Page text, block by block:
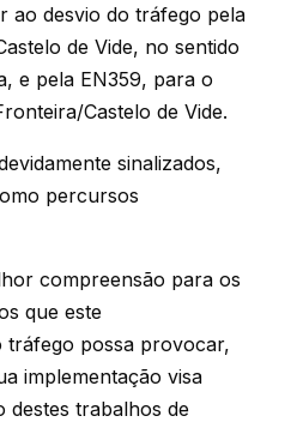
ao desvio do tráfego pela
de Vide, no sentido
e pela EN359, para o
Castelo de Vide.
sinalizados,
percursos
compreensão para os
que este
tráfego possa provocar,
implementação visa
destes trabalhos de